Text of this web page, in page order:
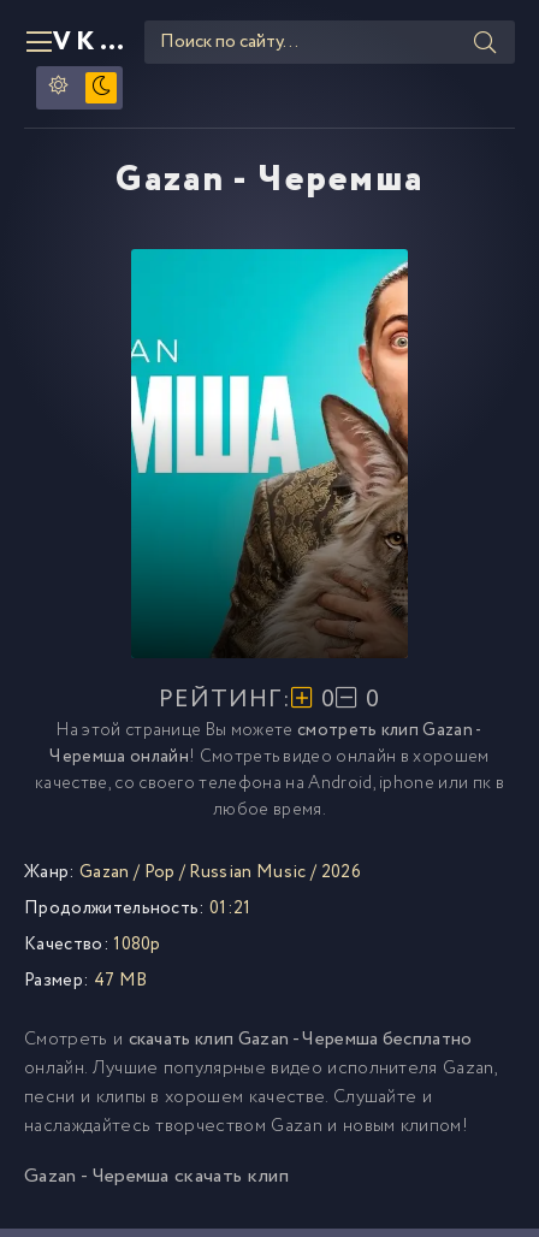
VKLIPE RU
Gazan - Черемша
РЕЙТИНГ: 0 0
На этой странице Вы можете смотреть клип Gazan -
Черемша онлайн! Смотреть видео онлайн в хорошем
качестве, со своего телефона на Android, iphone или пк в
любое время.
Жанр: Gazan / Pop /Russian Music/ 2026
Продолжительность: 01:21
Качество: 1080p
Размер: 47 MB
Смотреть и скачать клип Gazan - Черемша бесплатно
онлайн. Лучшие популярные видео исполнителя Gazan,
песни и клипы в хорошем качестве. Слушайте и
наслаждайтесь творчеством Gazan и новым клипом!
Gazan - Черемша скачать клип